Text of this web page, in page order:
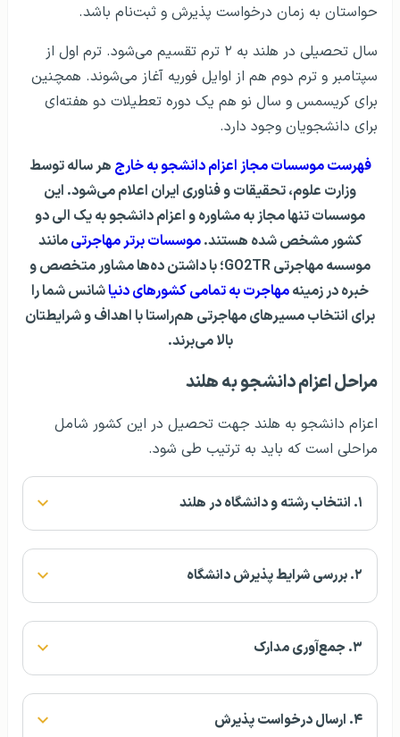
حواستان به زمان درخواست پذیرش و ثبت‌نام باشد.
سال تحصیلی در هلند به ۲ ترم تقسیم می‌شود. ترم اول از
سپتامبر و ترم دوم هم از اوایل فوریه آغاز می‌شوند. همچنین
برای کریسمس و سال نو هم یک دوره تعطیلات دو هفته‌ای
برای دانشجویان وجود دارد.
فهرست موسسات مجاز اعزام دانشجو به خارج هر ساله توسط
وزارت علوم، تحقیقات و فناوری ایران اعلام می‌شود. این
موسسات تنها مجاز به مشاوره و اعزام دانشجو به یک الی دو
کشور مشخص شده هستند.موسسات برتر مهاجرتیمانند
موسسه مهاجرتی GO2TR؛ با داشتن ده‌ها مشاور متخصص و
خبره در زمینهمهاجرت به تمامی کشورهای دنیاشانس شما را
برای انتخاب مسیرهای مهاجرتی هم‌راستا با اهداف و شرایطتان
بالا می‌برند.
مراحل اعزام دانشجو به هلند
اعزام دانشجو به هلند جهت تحصیل در این کشور شامل
مراحلی است که باید به ترتیب طی شود.
۱. انتخاب رشته و دانشگاه در هلند
۲. بررسی شرایط پذیرش دانشگاه
۳. جمع‌آوری مدارک
۴. ارسال درخواست پذیرش